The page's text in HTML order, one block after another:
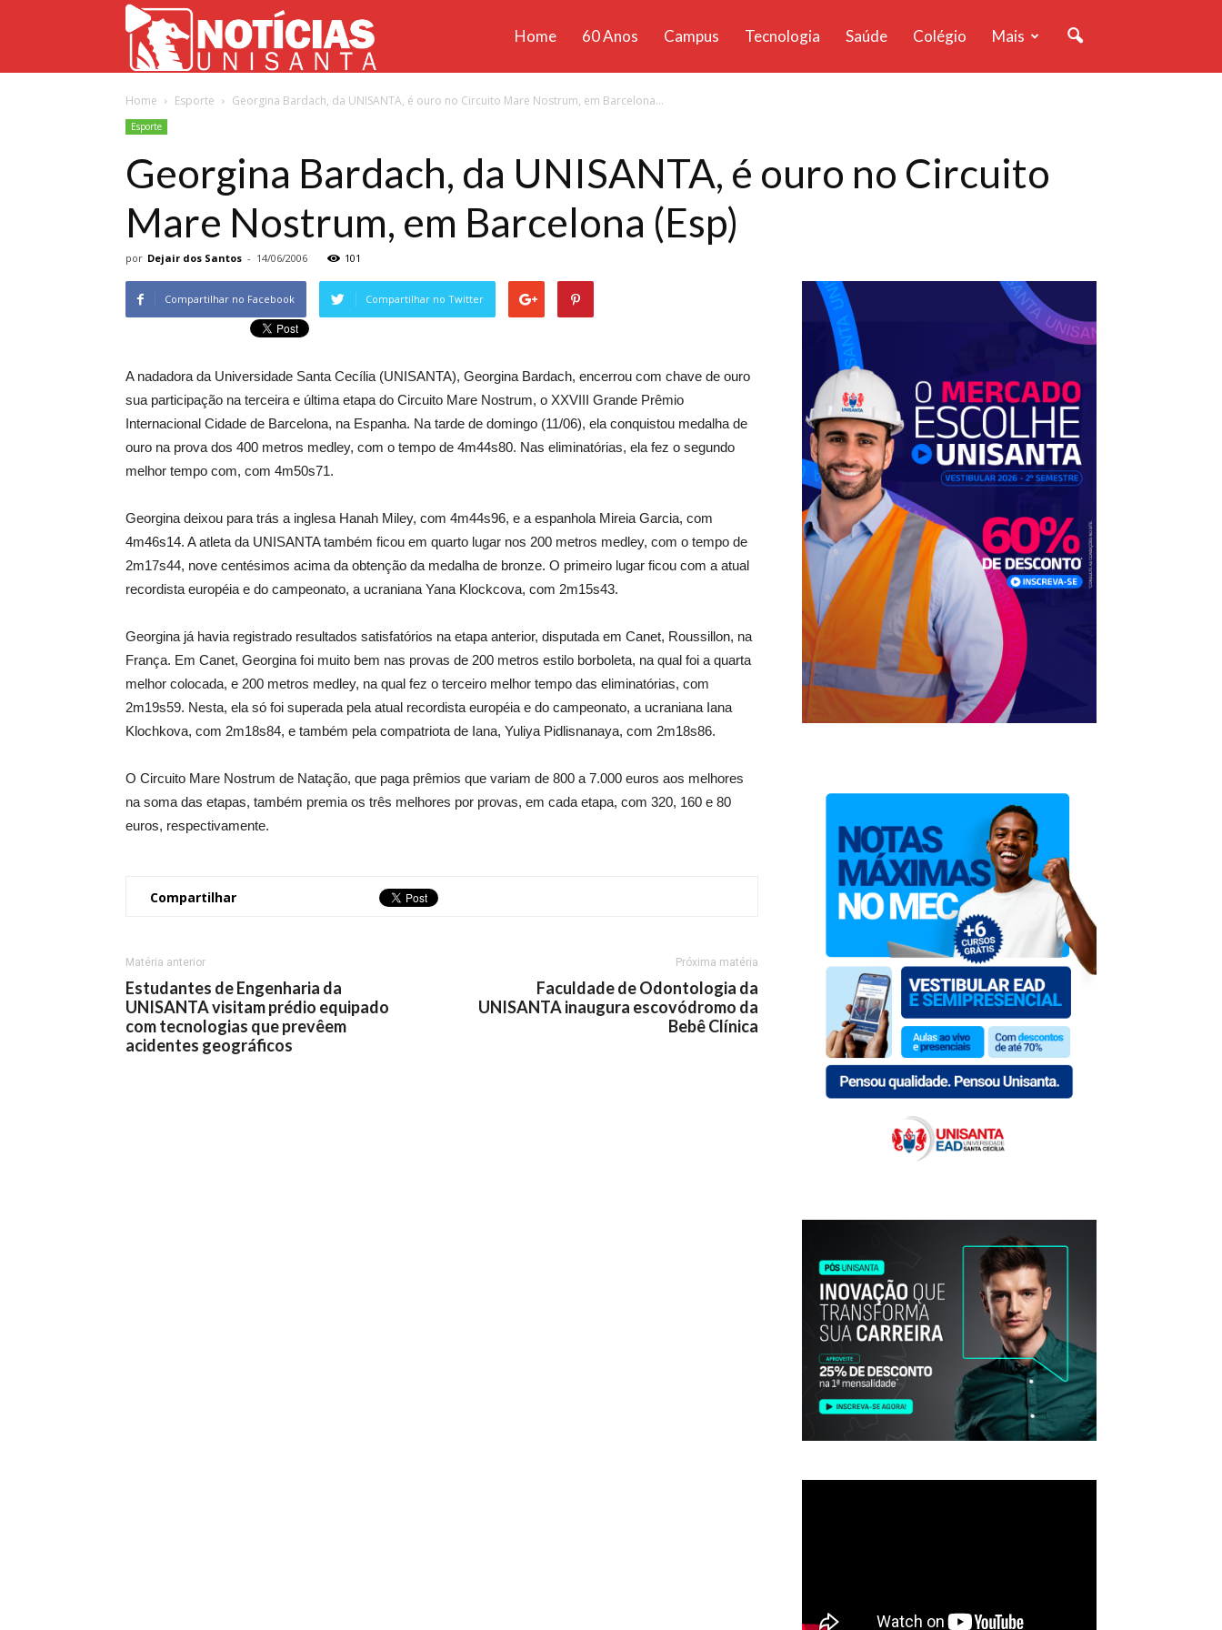
Unisanta
Home 60 Anos Campus Tecnologia Saúde Colégio Mais
Home Esporte Georgina Bardach, da UNISANTA, é ouro no Circuito Mare Nostrum, em Barcelona...
Esporte
Georgina Bardach, da UNISANTA, é ouro no Circuito
Mare Nostrum, em Barcelona (Esp)
por Dejair dos Santos - 14/06/2006 101
Compartilhar no Facebook Compartilhar no Twitter
A nadadora da Universidade Santa Cecília (UNISANTA), Georgina Bardach, encerrou com chave de ouro
sua participação na terceira e última etapa do Circuito Mare Nostrum, o XXVIII Grande Prêmio
Internacional Cidade de Barcelona, na Espanha. Na tarde de domingo (11/06), ela conquistou medalha de
ouro na prova dos 400 metros medley, com o tempo de 4m44s80. Nas eliminatórias, ela fez o segundo
melhor tempo com, com 4m50s71.
Georgina deixou para trás a inglesa Hanah Miley, com 4m44s96, e a espanhola Mireia Garcia, com
4m46s14. A atleta da UNISANTA também ficou em quarto lugar nos 200 metros medley, com o tempo de
2m17s44, nove centésimos acima da obtenção da medalha de bronze. O primeiro lugar ficou com a atual
recordista européia e do campeonato, a ucraniana Yana Klockcova, com 2m15s43.
Georgina já havia registrado resultados satisfatórios na etapa anterior, disputada em Canet, Roussillon, na
França. Em Canet, Georgina foi muito bem nas provas de 200 metros estilo borboleta, na qual foi a quarta
melhor colocada, e 200 metros medley, na qual fez o terceiro melhor tempo das eliminatórias, com
2m19s59. Nesta, ela só foi superada pela atual recordista européia e do campeonato, a ucraniana Iana
Klochkova, com 2m18s84, e também pela compatriota de Iana, Yuliya Pidlisnanaya, com 2m18s86.
O Circuito Mare Nostrum de Natação, que paga prêmios que variam de 800 a 7.000 euros aos melhores
na soma das etapas, também premia os três melhores por provas, em cada etapa, com 320, 160 e 80
euros, respectivamente.
Compartilhar
Matéria anterior
Estudantes de Engenharia da
UNISANTA visitam prédio equipado
com tecnologias que prevêem
acidentes geográficos
Próxima matéria
Faculdade de Odontologia da
UNISANTA inaugura escovódromo da
Bebê Clínica